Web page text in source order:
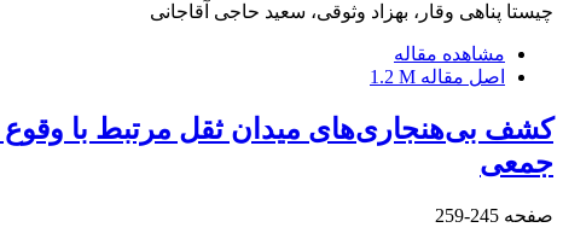
چیستا پناهی وقار، بهزاد وثوقی، سعید حاجی آقاجانی
مشاهده مقاله
اصل مقاله 1.2 M
جمعی
صفحه 245-259